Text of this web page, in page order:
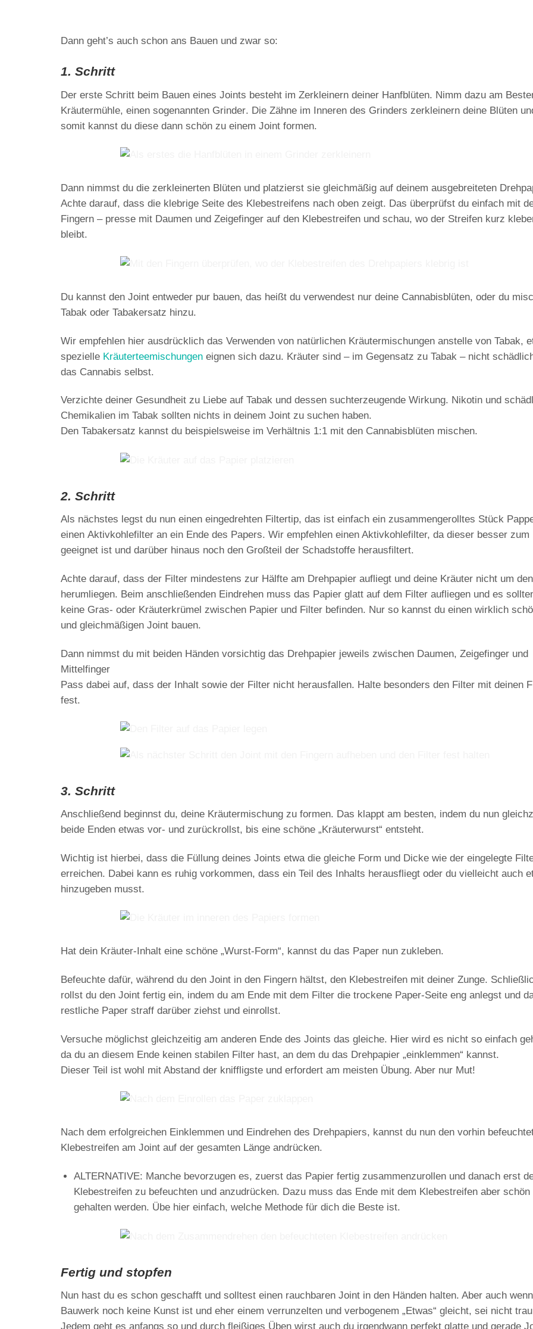
Dann geht’s auch schon ans Bauen und zwar so:
1. Schritt
Der erste Schritt beim Bauen eines Joints besteht im Zerkleinern deiner Hanfblüten. Nimm dazu am
Kräutermühle, einen sogenannten Grinder. Die Zähne im Inneren des Grinders zerkleinern deine Blüten
somit kannst du diese dann schön zu einem Joint formen.
Dann nimmst du die zerkleinerten Blüten und platzierst sie gleichmäßig auf deinem ausgebreiteten
Achte darauf, dass die klebrige Seite des Klebestreifens nach oben zeigt. Das überprüfst du einfach mit
Fingern – presse mit Daumen und Zeigefinger auf den Klebestreifen und schau, wo der Streifen kurz
bleibt.
Du kannst den Joint entweder pur bauen, das heißt du verwendest nur deine Cannabisblüten, oder du
Tabak oder Tabakersatz hinzu.
Wir empfehlen hier ausdrücklich das Verwenden von natürlichen Kräutermischungen anstelle von Tabak,
spezielle Kräuterteemischungen eignen sich dazu. Kräuter sind – im Gegensatz zu Tabak – nicht
das Cannabis selbst.
Verzichte deiner Gesundheit zu Liebe auf Tabak und dessen suchterzeugende Wirkung. Nikotin und
Chemikalien im Tabak sollten nichts in deinem Joint zu suchen haben.
Den Tabakersatz kannst du beispielsweise im Verhältnis 1:1 mit den Cannabisblüten mischen.
2. Schritt
Als nächstes legst du nun einen eingedrehten Filtertip, das ist einfach ein zusammengerolltes Stück
einen Aktivkohlefilter an ein Ende des Papers. Wir empfehlen einen Aktivkohlefilter, da dieser besser zum
geeignet ist und darüber hinaus noch den Großteil der Schadstoffe herausfiltert.
Achte darauf, dass der Filter mindestens zur Hälfte am Drehpapier aufliegt und deine Kräuter nicht um
herumliegen. Beim anschließenden Eindrehen muss das Papier glatt auf dem Filter aufliegen und es
keine Gras- oder Kräuterkrümel zwischen Papier und Filter befinden. Nur so kannst du einen wirklich
und gleichmäßigen Joint bauen.
Dann nimmst du mit beiden Händen vorsichtig das Drehpapier jeweils zwischen Daumen, Zeigefinger und
Mittelfinger
Pass dabei auf, dass der Inhalt sowie der Filter nicht herausfallen. Halte besonders den Filter mit deinen
fest.
3. Schritt
Anschließend beginnst du, deine Kräutermischung zu formen. Das klappt am besten, indem du nun
beide Enden etwas vor- und zurückrollst, bis eine schöne „ Kräuterwurst“ entsteht.
Wichtig ist hierbei, dass die Füllung deines Joints etwa die gleiche Form und Dicke wie der eingelegte
erreichen. Dabei kann es ruhig vorkommen, dass ein Teil des Inhalts herausfliegt oder du vielleicht auch
hinzugeben musst.
Hat dein Kräuter-Inhalt eine schöne „Wurst-Form“, kannst du das Paper nun zukleben.
Befeuchte dafür, während du den Joint in den Fingern hältst, den Klebestreifen mit deiner Zunge.
rollst du den Joint fertig ein, indem du am Ende mit dem Filter die trockene Paper-Seite eng anlegst und
restliche Paper straff darüber ziehst und einrollst.
Versuche möglichst gleichzeitig am anderen Ende des Joints das gleiche. Hier wird es nicht so einfach
da du an diesem Ende keinen stabilen Filter hast, an dem du das Drehpapier „einklemmen“ kannst.
Dieser Teil ist wohl mit Abstand der kniffligste und erfordert am meisten Übung. Aber nur Mut!
Nach dem erfolgreichen Einklemmen und Eindrehen des Drehpapiers, kannst du nun den vorhin
Klebestreifen am Joint auf der gesamten Länge andrücken.
ALTERNATIVE: Manche bevorzugen es, zuerst das Papier fertig zusammenzurollen und danach erst
Klebestreifen zu befeuchten und anzudrücken. Dazu muss das Ende mit dem Klebestreifen aber
gehalten werden. Übe hier einfach, welche Methode für dich die Beste ist.
Fertig und stopfen
Nun hast du es schon geschafft und solltest einen rauchbaren Joint in den Händen halten. Aber auch
Bauwerk noch keine Kunst ist und eher einem verrunzelten und verbogenem „Etwas“ gleicht, sei nicht
Jedem geht es anfangs so und durch fleißiges Üben wirst auch du irgendwann perfekt glatte und gerade